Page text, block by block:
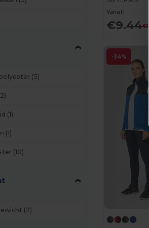
(5)
(1)
(1)
(10)
(2)
Vanaf:
€9.44
-34%